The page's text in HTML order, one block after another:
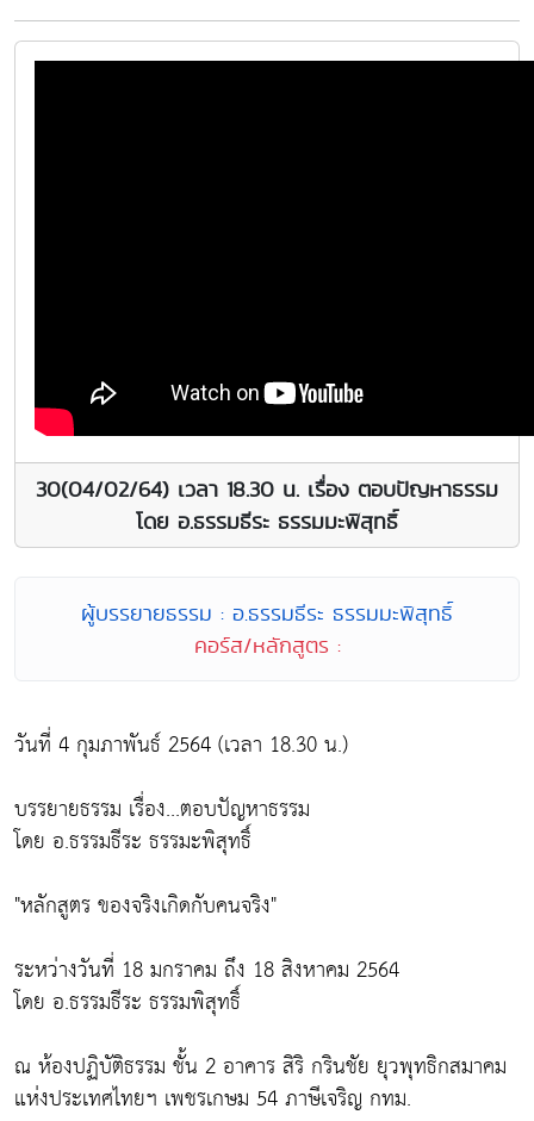
30(04/02/64) เวลา 18.30 น. เรื่อง ตอบปัญหาธรรม
โดย อ.ธรรมธีระ ธรรมมะพิสุทธิ์
ผู้บรรยายธรรม : อ.ธรรมธีระ ธรรมมะพิสุทธิ์
คอร์ส/หลักสูตร :
วันที่ 4 กุมภาพันธ์ 2564 (เวลา 18.30 น.)
บรรยายธรรม เรื่อง...ตอบปัญหาธรรม
โดย อ.ธรรมธีระ ธรรมะพิสุทธิ์
"หลักสูตร ของจริงเกิดกับคนจริง"
ระหว่างวันที่ 18 มกราคม ถึง 18 สิงหาคม 2564
โดย อ.ธรรมธีระ ธรรมพิสุทธิ์
ณ ห้องปฏิบัติธรรม ชั้น 2 อาคาร สิริ กรินชัย ยุวพุทธิกสมาคม
แห่งประเทศไทยฯ เพชรเกษม 54 ภาษีเจริญ กทม.